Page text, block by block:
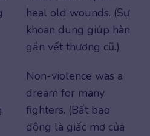
heal old wounds. (Sự
khoan dung giúp hàn
gắn vết thương cũ.)
Non-violence was a
dream for many
fighters. (Bất bạo
động là giấc mơ của